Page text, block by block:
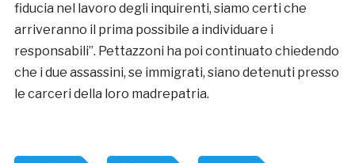
fiducia nel lavoro degli inquirenti, siamo certi che
arriveranno il prima possibile a individuare i
responsabili”. Pettazzoni ha poi continuato chiedendo
che i due assassini, se immigrati, siano detenuti presso
le carceri della loro madrepatria.